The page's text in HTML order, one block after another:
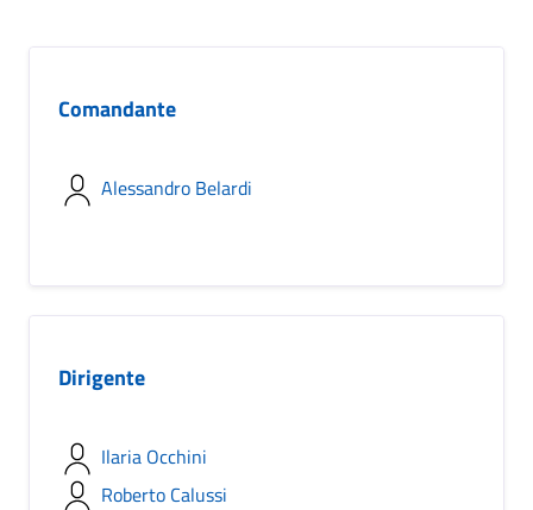
Comandante
Alessandro Belardi
Dirigente
Ilaria Occhini
Roberto Calussi